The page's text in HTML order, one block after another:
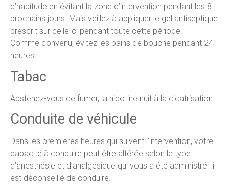
d’habitude en évitant la zone d’intervention pendant les 8
prochains jours. Mais veillez à appliquer le gel antiseptique
prescrit sur celle-ci pendant toute cette période.
Comme convenu, évitez les bains de bouche pendant 24
heures.
Tabac
Abstenez-vous de fumer, la nicotine nuit à la cicatrisation.
Conduite de véhicule
Dans les premières heures qui suivent l’intervention, votre
capacité à conduire peut être altérée selon le type
d’anesthésie et d’analgésique qui vous a été administré : il
est déconseillé de conduire.